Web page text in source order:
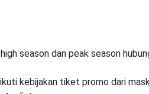
season dan peak season
kebijakan tiket promo dari